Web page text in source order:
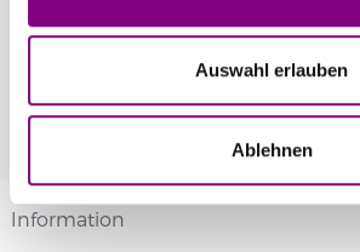
Auswahl erlauben
Ablehnen
Mitglied werden Sie ganz einfach an
Kasse mit nur einem Tastendruck! Sind
automatisch an der Kasse.Mehr
Information